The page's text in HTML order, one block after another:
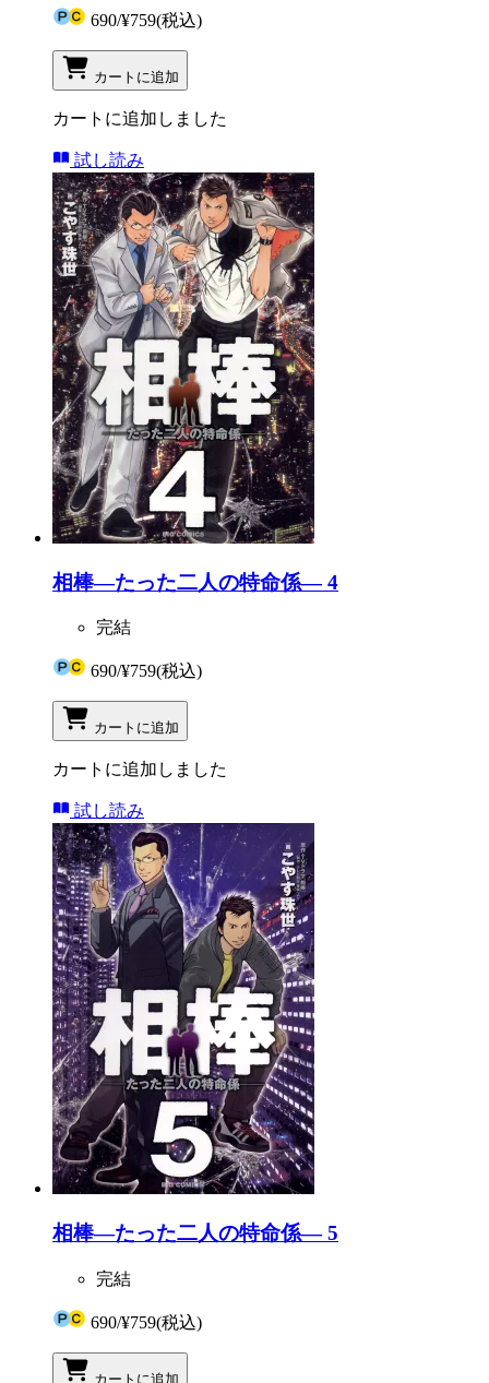
690/¥759(税込)
カートに追加
カートに追加しました
試し読み
相棒―たった二人の特命係― 4
完結
690/¥759(税込)
カートに追加
カートに追加しました
試し読み
相棒―たった二人の特命係― 5
完結
690/¥759(税込)
カートに追加